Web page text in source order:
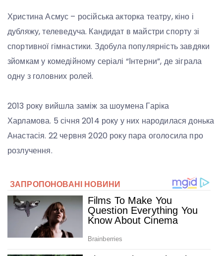
Христина Асмус – російська акторка театру, кіно і
дубляжу, телеведуча. Кандидат в майстри спорту зі
спортивної гімнастики. Здобула популярність завдяки
зйомкам у комедійному серіалі “Інтерни”, де зіграла
одну з головних ролей.
2013 року вийшла заміж за шоумена Гаріка
Харламова. 5 січня 2014 року у них народилася донька
Анастасія. 22 червня 2020 року пара оголосила про
розлучення.